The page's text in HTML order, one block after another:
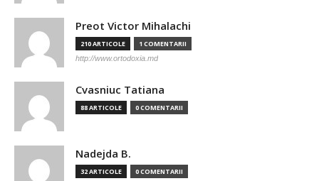
Preot Victor Mihalachi
210 ARTICOLE 1 COMENTARII
http://www.ortodoxia.md
Cvasniuc Tatiana
88 ARTICOLE 0 COMENTARII
Nadejda B.
32 ARTICOLE 0 COMENTARII